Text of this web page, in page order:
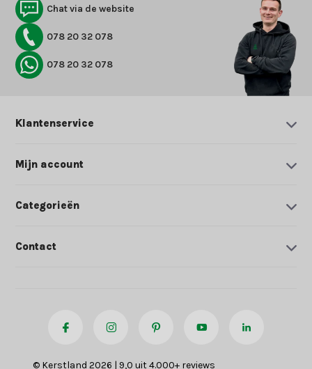
Chat via de website
078 20 32 078
078 20 32 078
Klantenservice
Mijn account
Categorieën
Contact
© Kerstland 2026 | 9,0 uit 4.000+ reviews